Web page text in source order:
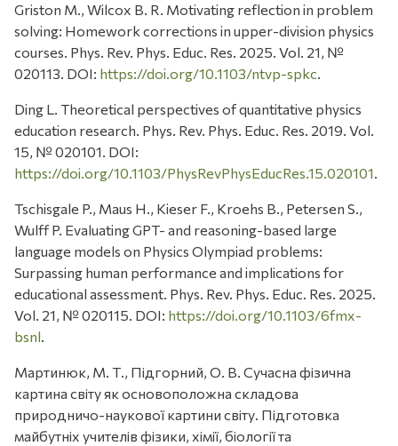
Griston M., Wilcox B. R. Motivating reflection in problem
solving: Homework corrections in upper-division physics
courses. Phys. Rev. Phys. Educ. Res. 2025. Vol. 21, №
020113. DOI: https://doi.org/10.1103/ntvp-spkc.
Ding L. Theoretical perspectives of quantitative physics
education research. Phys. Rev. Phys. Educ. Res. 2019. Vol.
15, № 020101. DOI:
https://doi.org/10.1103/PhysRevPhysEducRes.15.020101.
Tschisgale P., Maus H., Kieser F., Kroehs B., Petersen S.,
Wulff P. Evaluating GPT- and reasoning-based large
language models on Physics Olympiad problems:
Surpassing human performance and implications for
educational assessment. Phys. Rev. Phys. Educ. Res. 2025.
Vol. 21, № 020115. DOI: https://doi.org/10.1103/6fmx-
bsnl.
Мартинюк, М. Т., Підгорний, О. В. Сучасна фізична
картина світу як основоположна складова
природничо-наукової картини світу. Підготовка
майбутніх учителів фізики, хімії, біології та